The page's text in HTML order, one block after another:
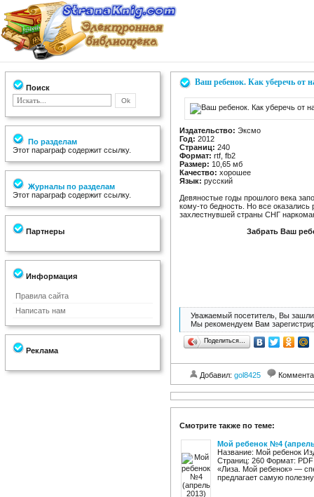
Поиск
По разделам
Этот параграф содержит ссылку.
Журналы по разделам
Этот параграф содержит ссылку.
Партнеры
Информация
Правила сайта
Написать нам
Реклама
Ваш ребенок. Как уберечь от
Издательство: Эксмо
Год: 2012
Страниц: 240
Формат: rtf, fb2
Размер: 10,65 мб
Качество: хорошее
Язык: русский
Девяностые годы прошлого века
кому-то бедность. Но все
захлестнувшей страны СНГ
Забрать Ваш
Уважаемый посетитель, Вы зашли
Мы рекомендуем Вам
Поделиться…
Добавил: gol8425
Смотрите также по теме:
Мой ребенок №4
Название: Мой ребенок
Страниц: 260 Формат:
«Лиза. Мой ребенок» —
предлагает самую